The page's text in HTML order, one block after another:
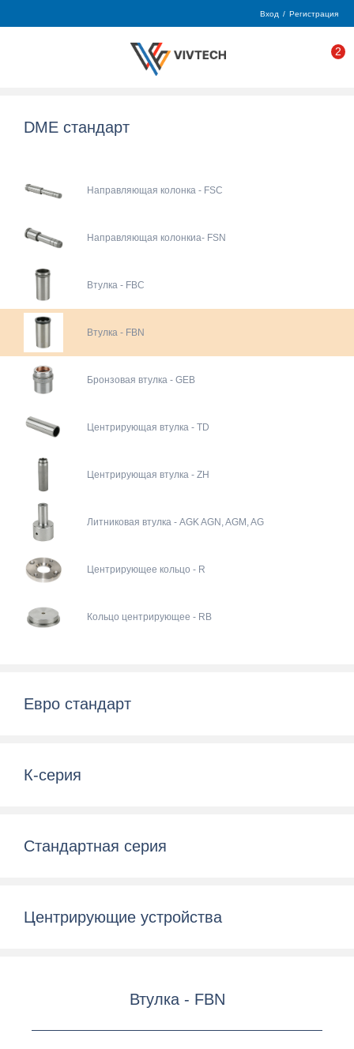
Вход / Регистрация
2
DME стандарт
Направляющая колонка - FSC
Направляющая колонкиа- FSN
Втулка - FBC
Втулка - FBN
Бронзовая втулка - GEB
Центрирующая втулка - TD
Центрирующая втулка - ZH
Литниковая втулка - AGK AGN, AGM, AG
Центрирующее кольцо - R
Кольцо центрирующее - RB
Евро стандарт
К-серия
Стандартная серия
Центрирующие устройства
Втулка - FBN